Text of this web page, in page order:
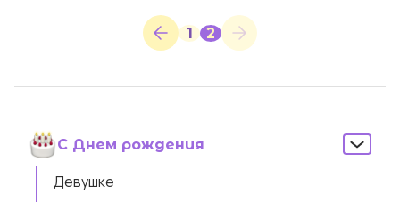
С Днем рождения
Девушке
1 2